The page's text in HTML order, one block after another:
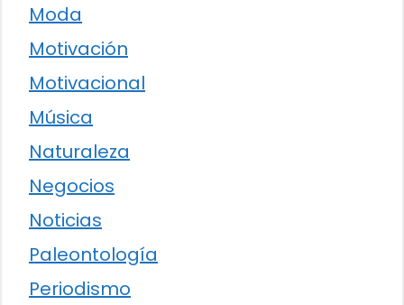
Moda
Motivación
Motivacional
Música
Naturaleza
Negocios
Noticias
Paleontología
Periodismo